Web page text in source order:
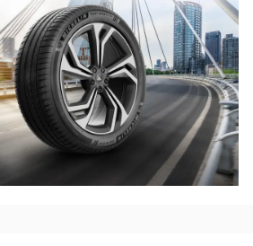
(2)(3) . Con una reacción rápida y
la Tecnología Dynamic-
óptima respuesta a cada